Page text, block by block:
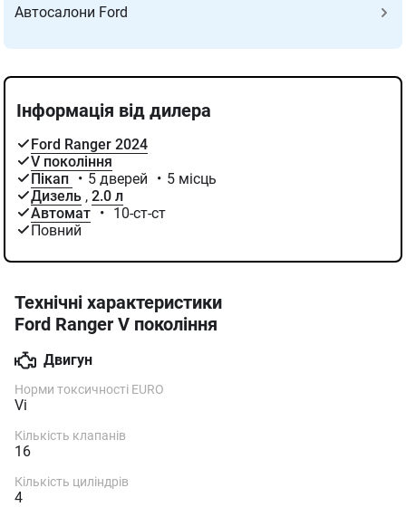
Автосалони Ford
Інформація від дилера
Ford Ranger 2024
V покоління
Пікап • 5 дверей • 5 місць
Дизель , 2.0 л
Автомат • 10-ст-ст
Повний
Технічні характеристики
Ford Ranger V покоління
Двигун
Норми токсичностi EURO
Vi
Кількість клапанів
16
Кількість циліндрів
4